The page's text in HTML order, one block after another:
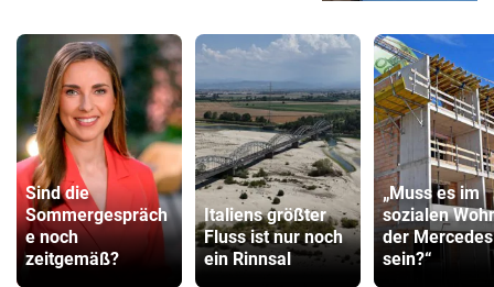
Sind die
Sommergespräch
e noch
zeitgemäß?
Italiens größter
Fluss ist nur noch
ein Rinnsal
„Muss es im
sozialen
der Mercedes
sein?“